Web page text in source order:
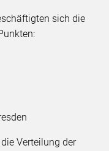
sich die
Verteilung der